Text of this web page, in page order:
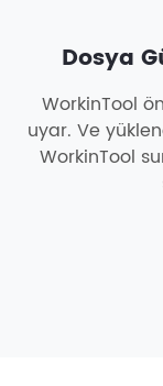
Dosya
WorkinTool
uyar. Ve
WorkinTool